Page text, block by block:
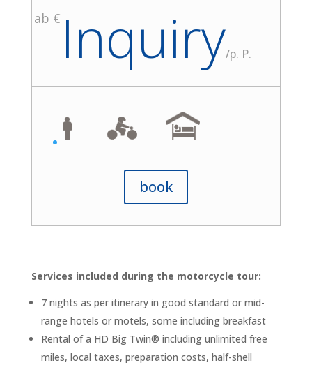
ab € Inquiry/p. P.
book
Services included during the motorcycle tour:
7 nights as per itinerary in good standard or mid-
range hotels or motels, some including breakfast
Rental of a HD Big Twin® including unlimited free
miles, local taxes, preparation costs, half-shell